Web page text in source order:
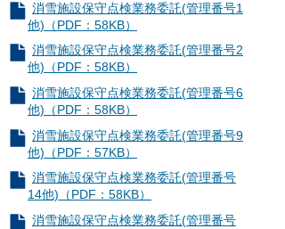
消雪施設保守点検業務委託(管理番号1
他)（PDF：58KB）
消雪施設保守点検業務委託(管理番号2
他)（PDF：58KB）
消雪施設保守点検業務委託(管理番号6
他)（PDF：58KB）
消雪施設保守点検業務委託(管理番号9
他)（PDF：57KB）
消雪施設保守点検業務委託(管理番号
14他)（PDF：58KB）
消雪施設保守点検業務委託(管理番号